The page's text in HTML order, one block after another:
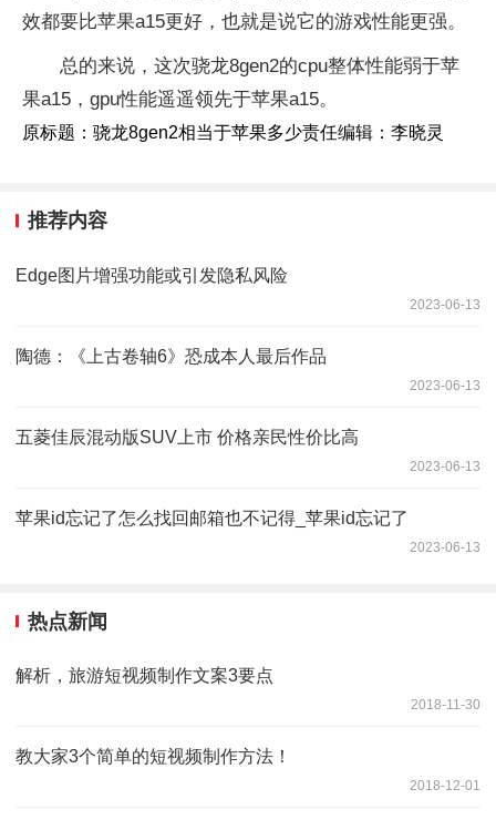
效都要比苹果a15更好，也就是说它的游戏性能更强。
总的来说，这次骁龙8gen2的cpu整体性能弱于苹
果a15，gpu性能遥遥领先于苹果a15。
原标题：骁龙8gen2相当于苹果多少责任编辑：李晓灵
推荐内容
Edge图片增强功能或引发隐私风险
2023-06-13
陶德：《上古卷轴6》恐成本人最后作品
2023-06-13
五菱佳辰混动版SUV上市 价格亲民性价比高
2023-06-13
苹果id忘记了怎么找回邮箱也不记得_苹果id忘记了
2023-06-13
热点新闻
解析，旅游短视频制作文案3要点
2018-11-30
教大家3个简单的短视频制作方法！
2018-12-01